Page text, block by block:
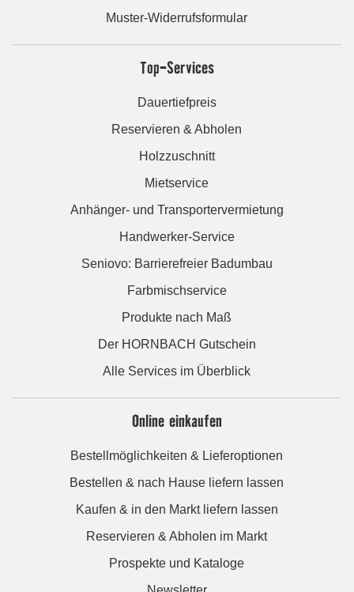
Muster-Widerrufsformular
Top-Services
Dauertiefpreis
Reservieren & Abholen
Holzzuschnitt
Mietservice
Anhänger- und Transportervermietung
Handwerker-Service
Seniovo: Barrierefreier Badumbau
Farbmischservice
Produkte nach Maß
Der HORNBACH Gutschein
Alle Services im Überblick
Online einkaufen
Bestellmöglichkeiten & Lieferoptionen
Bestellen & nach Hause liefern lassen
Kaufen & in den Markt liefern lassen
Reservieren & Abholen im Markt
Prospekte und Kataloge